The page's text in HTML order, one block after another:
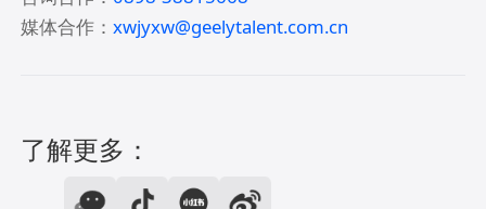
媒体合作：xwjyxw@geelytalent.com.cn
了解更多：